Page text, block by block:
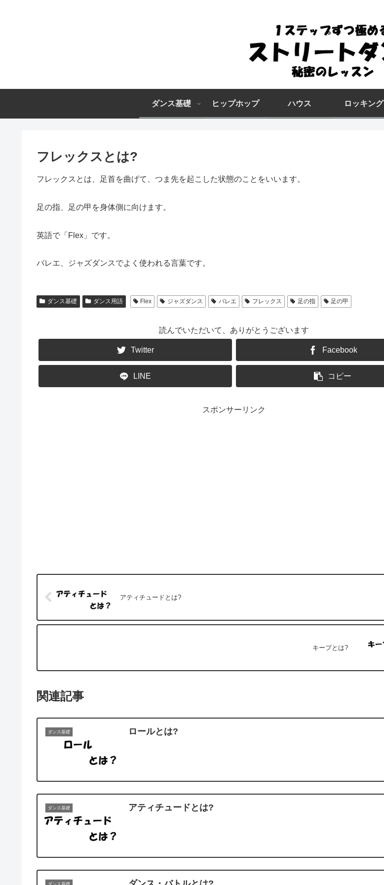
ダンス基礎 ヒップホップ ハウス ロッキング
フレックスとは?
フレックスとは、足首を曲げて、つま先を起こした状態のことをいいます。
足の指、足の甲を身体側に向けます。
英語で「Flex」です。
バレエ、ジャズダンスでよく使われる言葉です。
ダンス基礎 ダンス用語 Flex ジャズダンス バレエ フレックス 足の指 足の甲
読んでいただいて、ありがとうございます
Twitter Facebook
LINE コピー
スポンサーリンク
アティチュードとは?
キープとは?
関連記事
ダンス基礎 ロールとは?
ダンス基礎 アティチュードとは?